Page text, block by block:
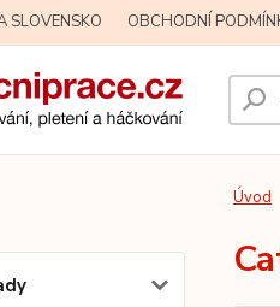
SLOVENSKO OBCHODNÍ
Úvod